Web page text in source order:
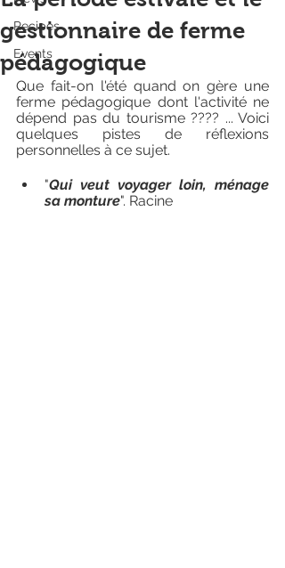
Recipes
Events
gestionnaire de ferme
pédagogique
Que fait-on l'été quand on gère une
ferme pédagogique dont l'activité ne
dépend pas du tourisme ???? ... Voici
quelques pistes de réflexions
personnelles à ce sujet.
"Qui veut voyager loin, ménage
sa monture". Racine